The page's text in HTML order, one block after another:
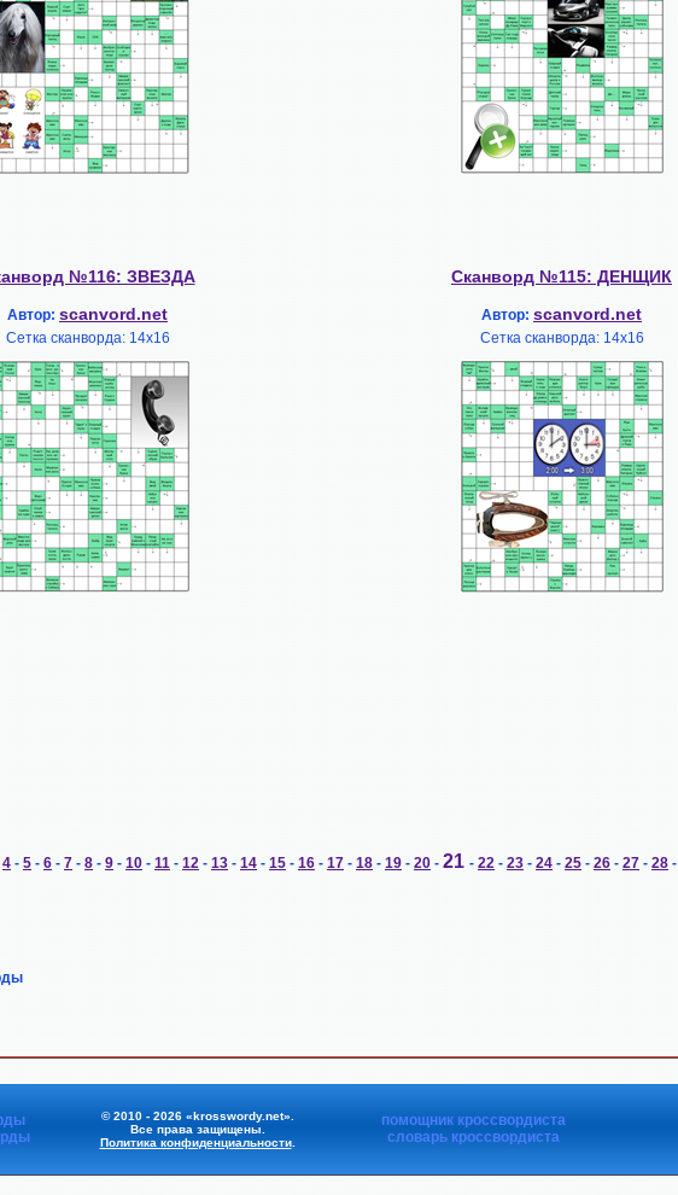
№116: ЗВЕЗДА
Автор: scanvord.net
Сетка сканворда: 14х16
Сканворд №115: ДЕНЩИК
Автор: scanvord.net
Сетка сканворда: 14х16
4 - 5 - 6 - 7 - 8 - 9 - 10 - 11 - 12 - 13 - 14 - 15 - 16 - 17 - 18 - 19 - 20 - 21 - 22 - 23 - 24 - 25 - 26 - 27 - 28 -
© 2010 - 2026 «krosswordy.net».
Все права защищены.
Политика конфиденциальности.
помощник кроссвордиста
словарь кроссвордиста